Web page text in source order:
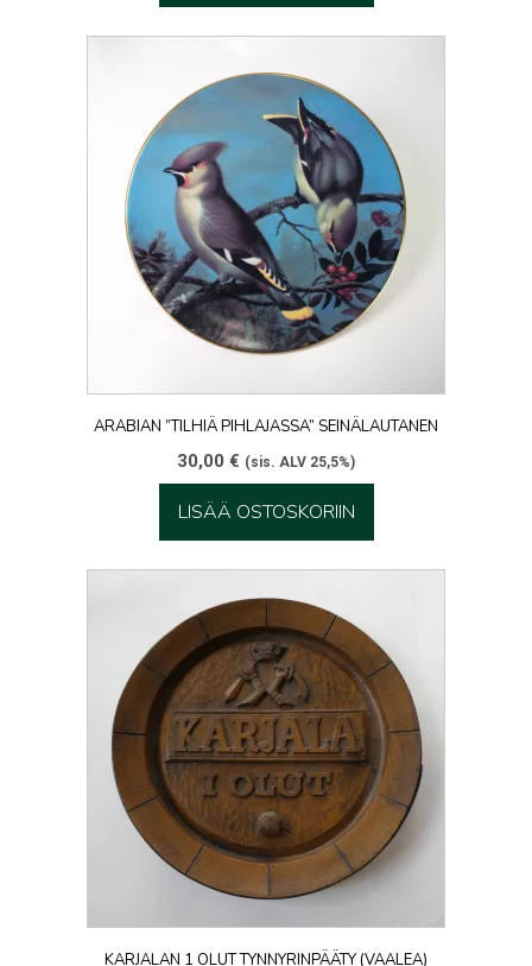
ARABIAN ”TILHIÄ PIHLAJASSA” SEINÄLAUTANEN
30,00 € (sis. ALV 25,5%)
LISÄÄ OSTOSKORIIN
KARJALAN 1 OLUT TYNNYRINPÄÄTY (VAALEA)